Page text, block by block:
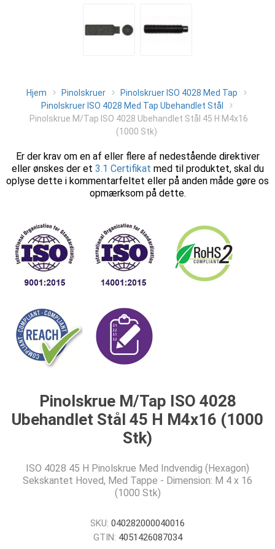
Hjem Pinolskruer
Pinolskruer ISO 4028 Med Tap
Pinolskruer ISO 4028 Med Tap Ubehandlet Stål
Pinolskrue M/Tap ISO 4028 Ubehandlet Stål 45 H M4x16
(1000 Stk)
Er der krav om en af eller flere af nedestående direktiver
eller ønskes der et 3.1 Certifikat med til produktet, skal du
oplyse dette i kommentarfeltet eller på anden måde gøre os
opmærksom på dette.
Pinolskrue M/Tap ISO 4028
Ubehandlet Stål 45 H M4x16 (1000
Stk)
ISO 4028 45 H Pinolskrue Med Indvendig (Hexagon)
Sekskantet Hoved, Med Tappe - Dimension: M 4 x 16
(1000 Stk)
SKU: 040282000040016
GTIN: 4051426087034